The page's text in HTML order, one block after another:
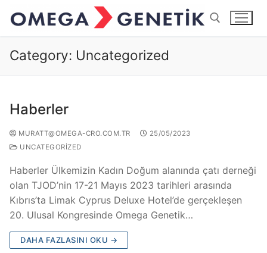
Category: Uncategorized
Haberler
MURATT@OMEGA-CRO.COM.TR
25/05/2023
UNCATEGORIZED
Haberler Ülkemizin Kadın Doğum alanında çatı derneği
olan TJOD’nin 17-21 Mayıs 2023 tarihleri arasında
Kıbrıs’ta Limak Cyprus Deluxe Hotel’de gerçekleşen
20. Ulusal Kongresinde Omega Genetik…
DAHA FAZLASINI OKU →